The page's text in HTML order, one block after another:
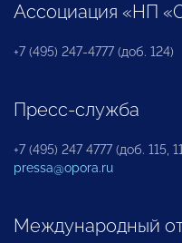
Ассоциация «НП
+7 (495) 247-4777 (доб. 124)
Пресс-служба
+7 (495) 247 4777 (доб. 115,
pressa@opora.ru
Международный